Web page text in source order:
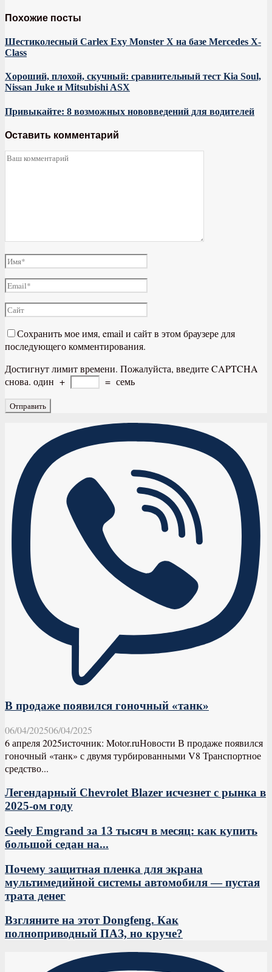
Похожие посты
Шестиколесный Carlex Exy Monster X на базе Mercedes X-
Class
Хороший, плохой, скучный: сравнительный тест Kia Soul,
Nissan Juke и Mitsubishi ASX
Привыкайте: 8 возможных нововведений для водителей
Оставить комментарий
Сохранить мое имя, email и сайт в этом браузере для
последующего комментирования.
Достигнут лимит времени. Пожалуйста, введите CAPTCHA
снова. один + = семь
В продаже появился гоночный «танк»
06/04/202506/04/2025
6 апреля 2025источник: Motor.ruНовости В продаже появился
гоночный «танк» с двумя турбированными V8 Транспортное
средство...
Легендарный Chevrolet Blazer исчезнет с рынка в
2025-ом году
Geely Emgrand за 13 тысяч в месяц: как купить
большой седан на...
Почему защитная пленка для экрана
мультимедийной системы автомобиля — пустая
трата денег
Взгляните на этот Dongfeng. Как
полноприводный ПАЗ, но круче?